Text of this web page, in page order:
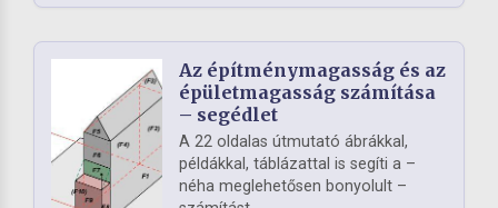
Az építménymagasság és az
épületmagasság számítása
– segédlet
A 22 oldalas útmutató ábrákkal,
példákkal, táblázattal is segíti a –
néha meglehetősen bonyolult –